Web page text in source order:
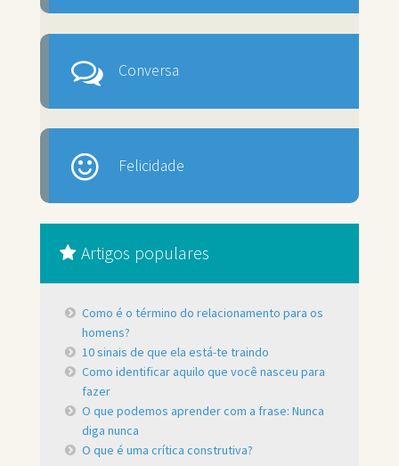
Conversa
Felicidade
Artigos populares
Como é o término do relacionamento para os
homens?
10 sinais de que ela está-te traindo
Como identificar aquilo que você nasceu para
fazer
O que podemos aprender com a frase: Nunca
diga nunca
O que é uma crítica construtiva?